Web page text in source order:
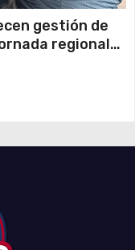
gestión de
regional
y ANDESS